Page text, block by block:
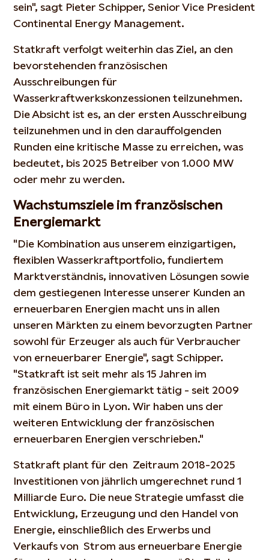
sein", sagt Pieter Schipper, Senior Vice President
Continental Energy Management.
Statkraft verfolgt weiterhin das Ziel, an den
bevorstehenden französischen
Ausschreibungen für
Wasserkraftwerkskonzessionen teilzunehmen.
Die Absicht ist es, an der ersten Ausschreibung
teilzunehmen und in den darauffolgenden
Runden eine kritische Masse zu erreichen, was
bedeutet, bis 2025 Betreiber von 1.000 MW
oder mehr zu werden.
Wachstumsziele im französischen
Energiemarkt
"Die Kombination aus unserem einzigartigen,
flexiblen Wasserkraftportfolio, fundiertem
Marktverständnis, innovativen Lösungen sowie
dem gestiegenen Interesse unserer Kunden an
erneuerbaren Energien macht uns in allen
unseren Märkten zu einem bevorzugten Partner
sowohl für Erzeuger als auch für Verbraucher
von erneuerbarer Energie", sagt Schipper.
"Statkraft ist seit mehr als 15 Jahren im
französischen Energiemarkt tätig - seit 2009
mit einem Büro in Lyon. Wir haben uns der
weiteren Entwicklung der französischen
erneuerbaren Energien verschrieben."
Statkraft plant für den Zeitraum 2018-2025
Investitionen von jährlich umgerechnet rund 1
Milliarde Euro. Die neue Strategie umfasst die
Entwicklung, Erzeugung und den Handel von
Energie, einschließlich des Erwerbs und
Verkaufs von Strom aus erneuerbare Energie